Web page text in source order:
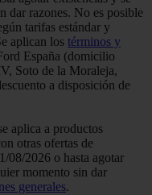
dar razones. No es posible
tarifas estándar y
aplican los términos y
España (domicilio
Soto de la Moraleja,
a disposición de
aplica a productos
otras ofertas de
08/2026 o hasta agotar
momento sin dar
generales.